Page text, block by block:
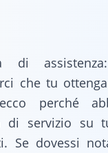
di
che tu
perché
di servizio su
Se dovessi